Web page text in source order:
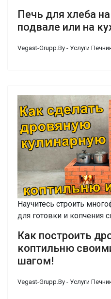
Печь для хлеба
подвале или на
Vegast-Grupp.By - Услуги
Научитесь строить
для готовки и копчения
Как построить
коптильню
шагом!
Vegast-Grupp.By - Услуги